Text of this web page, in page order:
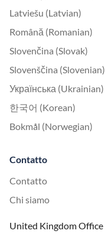
Latviešu (Latvian)
Română (Romanian)
Slovenčina (Slovak)
Slovenščina (Slovenian)
Українська (Ukrainian)
한국어 (Korean)
Bokmål (Norwegian)
Contatto
Contatto
Chi siamo
United Kingdom Office